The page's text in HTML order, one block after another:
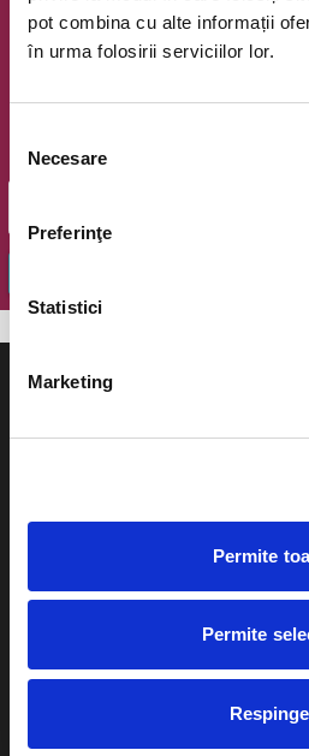
pot combina cu alte informații
în urma folosirii serviciilor lor.
consimțământului
Necesare
Preferinţe
Statistici
Marketing
Permite
Permite
Respinge
Newsletter @
Oferte exclusive si o editie
Email
Cum
eBilet
festivaluri
Pentru copii
Diverse